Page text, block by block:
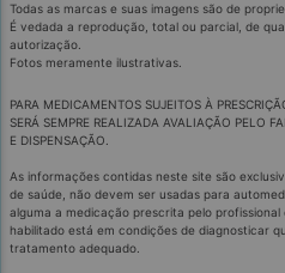
Todas as marcas e suas imagens são de
É vedada a reprodução, total ou parcial, de
autorização.
Fotos meramente ilustrativas.
PARA MEDICAMENTOS SUJEITOS À
SERÁ SEMPRE REALIZADA AVALIAÇÃO PELO
E DISPENSAÇÃO.
As informações contidas neste site são
de saúde, não devem ser usadas para
alguma a medicação prescrita pelo
habilitado está em condições de diagnosticar
tratamento adequado.